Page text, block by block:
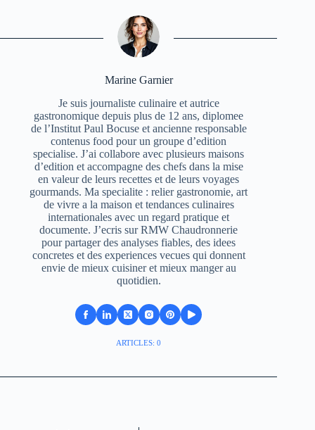
Marine Garnier
Je suis journaliste culinaire et autrice
gastronomique depuis plus de 12 ans, diplomee
de l’Institut Paul Bocuse et ancienne responsable
contenus food pour un groupe d’edition
specialise. J’ai collabore avec plusieurs maisons
d’edition et accompagne des chefs dans la mise
en valeur de leurs recettes et de leurs voyages
gourmands. Ma specialite : relier gastronomie, art
de vivre a la maison et tendances culinaires
internationales avec un regard pratique et
documente. J’ecris sur RMW Chaudronnerie
pour partager des analyses fiables, des idees
concretes et des experiences vecues qui donnent
envie de mieux cuisiner et mieux manger au
quotidien.
ARTICLES: 0